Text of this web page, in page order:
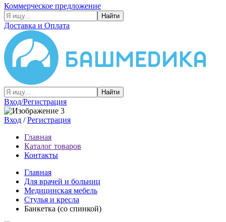
Коммерческое предложение
Найти
Доставка и Оплата
Найти
Вход/Регистрация
Вход /Регистрация
Главная
Каталог товаров
Контакты
Главная
Для врачей и больниц
Медицинская мебель
Cтулья и кресла
Банкетка (со спинкой)